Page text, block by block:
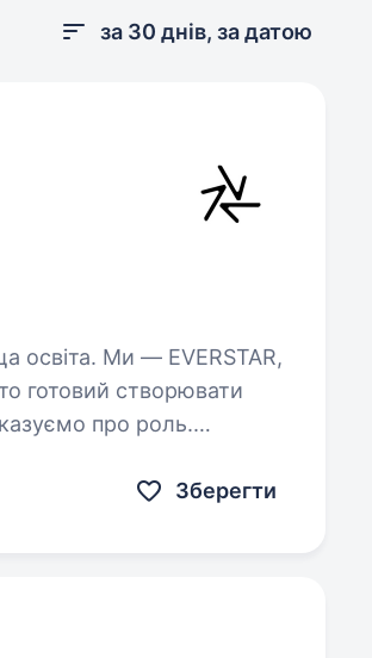
за 30 днів, за датою
готовий створювати
про роль.
Зберегти